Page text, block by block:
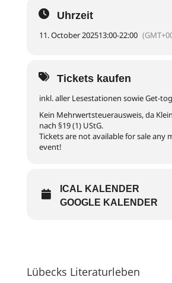
Uhrzeit
11. October 202513:00-22:00
Tickets kaufen
inkl. aller Lesestationen sowie Get-
Kein Mehrwertsteuerausweis, da
nach §19 (1) UStG.
Tickets are not available for sale any
event!
ICAL KALENDER
GOOGLE KALENDER
Lübecks Literaturleben